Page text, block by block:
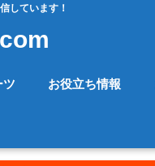
しています！
ツ お役立ち情報